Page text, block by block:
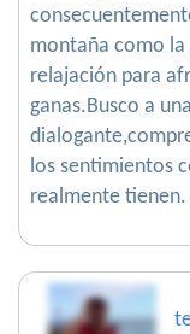
montaña como
relajación para
ganas.Busco a
los sentimientos
realmente tienen.